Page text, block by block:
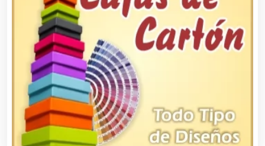
Artículos Publicitarios
Aseguradoras
Asesores Técnicos
Asesoría Fiscal